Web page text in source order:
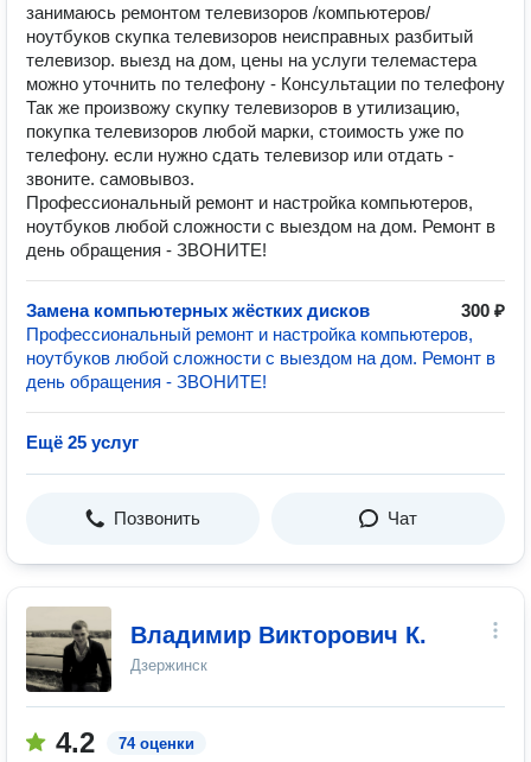
занимаюсь ремонтом телевизоров /компьютеров/
ноутбуков скупка телевизоров неисправных разбитый
телевизор. выезд на дом, цены на услуги телемастера
можно уточнить по телефону - Консультации по телефону
Так же произвожу скупку телевизоров в утилизацию,
покупка телевизоров любой марки, стоимость уже по
телефону. если нужно сдать телевизор или отдать -
звоните. самовывоз.
Профессиональный ремонт и настройка компьютеров,
ноутбуков любой сложности с выездом на дом. Ремонт в
день обращения - ЗВОНИТЕ!
Замена компьютерных жёстких дисков
300 ₽
Профессиональный ремонт и настройка компьютеров,
ноутбуков любой сложности с выездом на дом. Ремонт в
день обращения - ЗВОНИТЕ!
Ещё 25 услуг
Позвонить Чат
Владимир Викторович К.
Дзержинск
4.2 74 оценки